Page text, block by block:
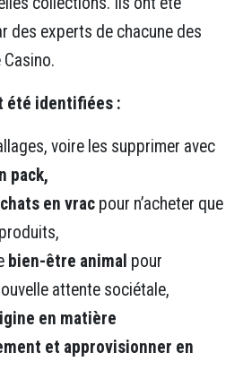
des experts de chacune des
été identifiées :
voire les supprimer avec
pack,
en vrac pour n’acheter que
bien-être animal pour
attente sociétale,
en matière
et approvisionner en